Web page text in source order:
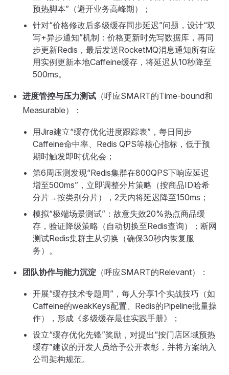
预热脚本”（避开业务高峰期）；
针对“价格修改后多级缓存同步延迟”问题，设计“双
写+异步通知”机制：价格更新时先写数据库，再同
步更新Redis，最后发送RocketMQ消息通知所有应
用实例更新本地Caffeine缓存，将延迟从10秒降至
500ms。
进度管控与压力测试 （呼应SMART的Time-bound和
Measurable）：
用Jira建立“缓存优化进度跟踪表”，每日同步
Caffeine命中率、Redis QPS等核心指标，低于预
期时触发即时优化会；
第6周压测发现“Redis集群在800QPS下响应延迟
增至500ms”，立即调整分片策略（按商品ID哈希
分片→按类别分片），2天内将延迟降至150ms；
模拟“极端场景测试”：故意失效20%热点商品缓
存，验证降级策略（自动切换至Redis查询）；断网
测试Redis集群主从切换（确保30秒内恢复服
务）。
团队协作与能力沉淀 （呼应SMART的Relevant）：
开展“缓存技术专题周”，每人分享1个实战技巧（如
Caffeine的weakKeys配置、Redis的Pipeline批量操
作），形成《多级缓存最佳实践手册》；
设立“缓存优化先锋”奖励，对提出“按门店区域预热
缓存”建议的开发人员给予公开表彰，并将方案纳入
公司架构规范。